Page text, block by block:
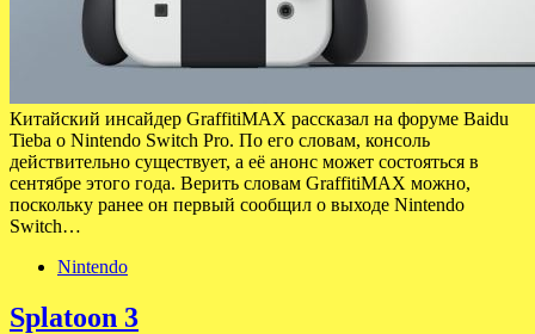
Китайский инсайдер GraffitiMAX рассказал на форуме Baidu
Tieba о Nintendo Switch Pro. По его словам, консоль
действительно существует, а её анонс может состояться в
сентябре этого года. Верить словам GraffitiMAX можно,
поскольку ранее он первый сообщил о выходе Nintendo
Switch…
Nintendo
Splatoon 3